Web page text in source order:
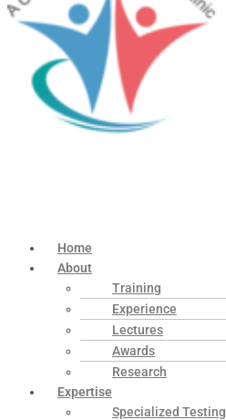
Home
About
Training
Experience
Lectures
Awards
Research
Expertise
Specialized Testing